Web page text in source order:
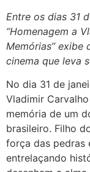
Entre os dias 31
“Homenagem a
Memórias” exibe
cinema que leva
No dia 31 de
Vladimir
memória de um
brasileiro. Filho
força das pedras
entrelaçando